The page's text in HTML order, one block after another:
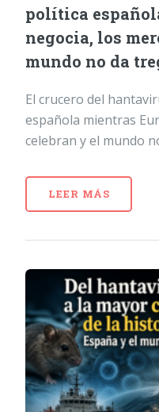
política
negocia, los
mundo no da
El crucero del
española mientras
celebran y el mundo
LEER MÁS